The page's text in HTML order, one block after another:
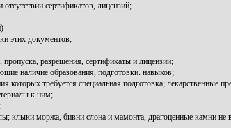
сертификатов, лицензий;
этих документов;
разрешения, сертификаты и лицензии;
наличие образования, подготовки. навыков;
требуется специальная подготовка; лекарственные
к ним;
клыки моржа, бивни слона и мамонта, драгоценные камни не